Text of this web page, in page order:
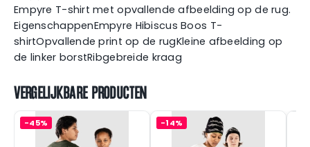
Empyre T-shirt met opvallende afbeelding op de rug.
EigenschappenEmpyre Hibiscus Boos T-
shirtOpvallende print op de rugKleine afbeelding op
de linker borstRibgebreide kraag
VERGELIJKBARE PRODUCTEN
-45% -14%